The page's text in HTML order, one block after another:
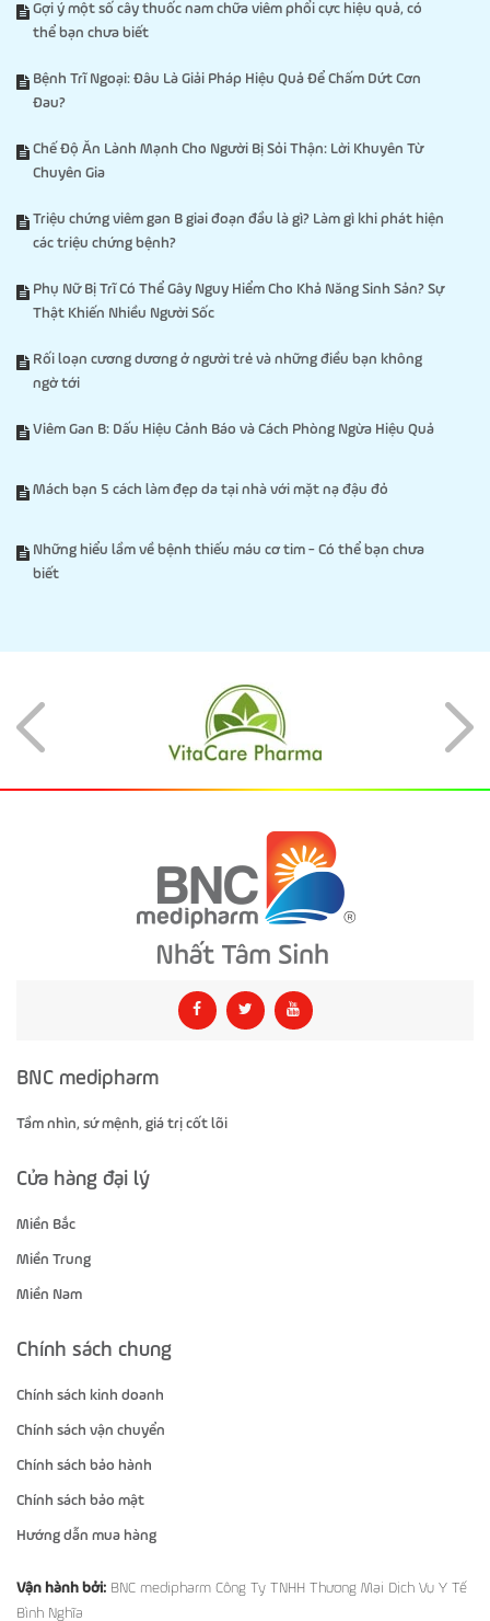
Gợi ý một số cây thuốc nam chữa viêm phổi cực hiệu quả, có
thể bạn chưa biết
Bệnh Trĩ Ngoại: Đâu Là Giải Pháp Hiệu Quả Để Chấm Dứt Cơn
Đau?
Chế Độ Ăn Lành Mạnh Cho Người Bị Sỏi Thận: Lời Khuyên Từ
Chuyên Gia
Triệu chứng viêm gan B giai đoạn đầu là gì? Làm gì khi phát hiện
các triệu chứng bệnh?
Phụ Nữ Bị Trĩ Có Thể Gây Nguy Hiểm Cho Khả Năng Sinh Sản? Sự
Thật Khiến Nhiều Người Sốc
Rối loạn cương dương ở người trẻ và những điều bạn không
ngờ tới
Viêm Gan B: Dấu Hiệu Cảnh Báo và Cách Phòng Ngừa Hiệu Quả
Mách bạn 5 cách làm đẹp da tại nhà với mặt nạ đậu đỏ
Những hiểu lầm về bệnh thiếu máu cơ tim - Có thể bạn chưa
biết
BNC medipharm
Tầm nhìn, sứ mệnh, giá trị cốt lõi
Cửa hàng đại lý
Miền Bắc
Miền Trung
Miền Nam
Chính sách chung
Chính sách kinh doanh
Chính sách vận chuyển
Chính sách bảo hành
Chính sách bảo mật
Hướng dẫn mua hàng
Vận hành bởi: BNC medipharm Công Ty TNHH Thương Mại Dịch Vụ Y Tế
Bình Nghĩa